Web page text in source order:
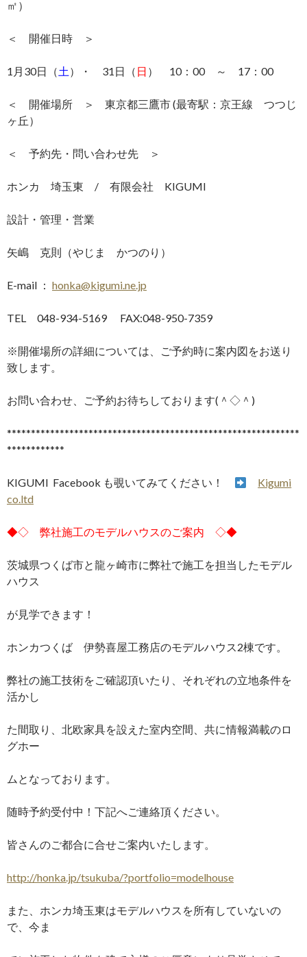
㎡）
＜ 開催日時 ＞
1月30日（土 ）・ 31日（ 日 ） 10：00 ～ 17：00
＜ 開催場所 ＞ 東京都三鷹市 (最寄駅：京王線 つつじ
ヶ丘）
＜ 予約先・問い合わせ先 ＞
ホンカ 埼玉東 / 有限会社 KIGUMI
設計・管理・営業
矢嶋 克則（やじま かつのり）
E-mail ： honka@kigumi.ne.jp
TEL 048-934-5169 FAX:048-950-7359
※開催場所の詳細については、ご予約時に案内図をお送り
致します。
お問い合わせ、ご予約お待ちしております(＾◇＾)
*************************************************************
************
KIGUMI Facebook も覗いてみてください！
Kigumi
co.ltd
◆◇ 弊社施工のモデルハウスのご案内 ◇◆
茨城県つくば市と龍ヶ崎市に弊社で施工を担当したモデル
ハウス
が見学できます！
ホンカつくば 伊勢喜屋工務店のモデルハウス2棟です。
弊社の施工技術をご確認頂いたり、それぞれの立地条件を
活かし
た間取り、北欧家具を設えた室内空間、共に情報満載のロ
グホー
ムとなっております。
随時予約受付中！下記へご連絡頂ください。
皆さんのご都合に合せご案内いたします。
http://honka.jp/tsukuba/?portfolio=modelhouse
また、ホンカ埼玉東はモデルハウスを所有していないの
で、今ま